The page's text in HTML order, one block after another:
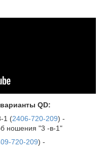
QD:
1 (2406-720-209) -
ношения "3 -в-1"
720-209) -